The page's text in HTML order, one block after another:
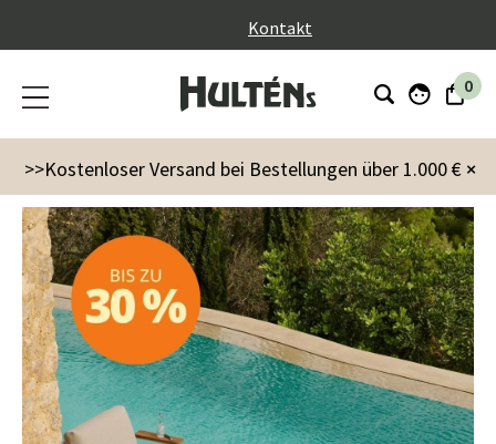
Kontakt
0
×
>>Kostenloser Versand bei Bestellungen über 1.000 €
Kampagnen Summer Season